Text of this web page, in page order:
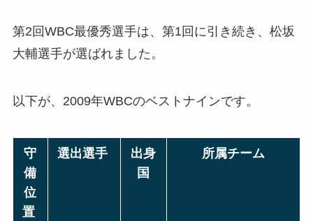
第2回WBC最優秀選手は、第1回に引き続き、松坂
大輔選手が選ばれました。
以下が、2009年WBCのベストナインです。
守
備
位
置
選出選手
出身
国
所属チーム